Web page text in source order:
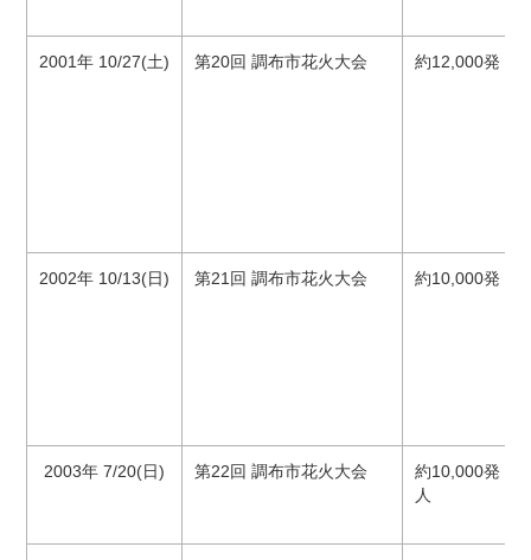
2001年 10/27(土) 第20回 調布市花火大会 約12,000発 35
2002年 10/13(日) 第21回 調布市花火大会 約10,000発 35
2003年 7/20(日) 第22回 調布市花火大会
約10,000発 23
人